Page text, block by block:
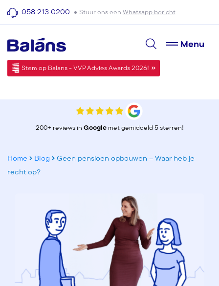
058 213 0200 Stuur ons een Whatsapp bericht
Menu
Stem op Balans - VVP Advies Awards 2026!
200+ reviews in Googlemet gemiddeld 5 sterren!
Home Blog
Geen pensioen opbouwen – Waar heb je
recht op?